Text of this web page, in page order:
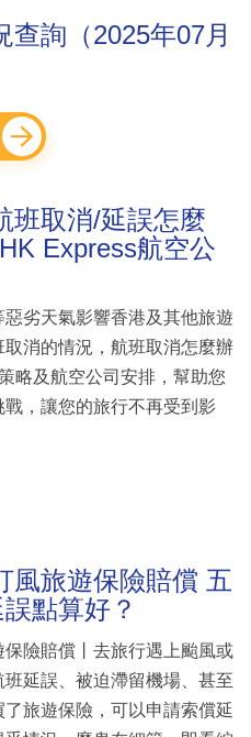
詢（2025年07月
班取消/延誤怎麼
Express航空公
惡劣天氣影響香港及其他旅遊
消的情況，航班取消怎麼辦
略及航空公司安排，幫助您
，讓您的旅行不再受到影
風旅遊保險賠償 五
點算好？
保險賠償丨去旅行遇上颱風或
延誤、被迫滯留機場、甚至
旅遊保險，可以申請索償延